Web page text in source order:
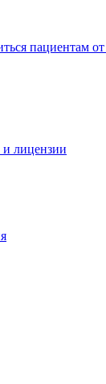
пациентам
лицензии